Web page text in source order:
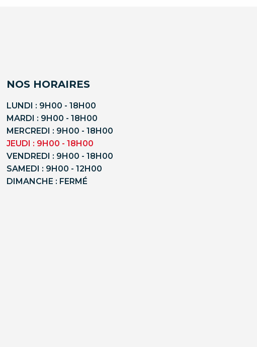
NOS HORAIRES
LUNDI : 9H00 - 18H00
MARDI : 9H00 - 18H00
MERCREDI : 9H00 - 18H00
JEUDI : 9H00 - 18H00
VENDREDI : 9H00 - 18H00
SAMEDI : 9H00 - 12H00
DIMANCHE : FERMÉ